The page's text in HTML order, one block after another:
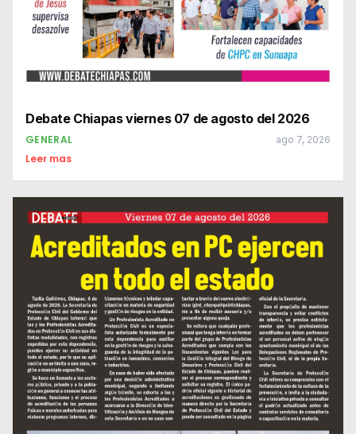
Debate Chiapas viernes 07 de agosto del 2026
GENERAL ago 7, 2026
Leer mas